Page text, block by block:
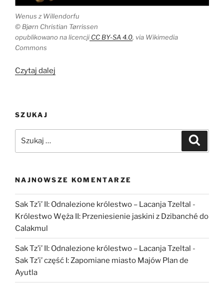
Wenus z Willendorfu
© Bjørn Christian Tørrissen
opublikowano na licencji CC BY-SA 4.0, via Wikimedia
Commons
Czytaj dalej
najsławniejszej
paleolitu”
SZUKAJ
NAJNOWSZE KOMENTARZE
Sak Tz’i’ II: Odnalezione królestwo – Lacanja Tzeltal -
Królestwo Węża II: Przeniesienie jaskini z Dzibanché do
Calakmul
Sak Tz’i’ II: Odnalezione królestwo – Lacanja Tzeltal -
Sak Tz’i’ część I: Zapomiane miasto Majów Plan de
Ayutla